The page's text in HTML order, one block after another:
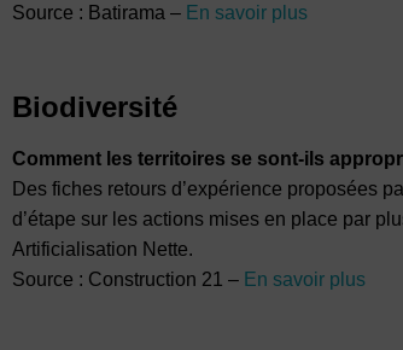
Source : Batirama – En savoir plus
Biodiversité
Comment les territoires se sont-ils
Des fiches retours d’expérience proposées
d’étape sur les actions mises en place par
Artificialisation Nette.
Source : Construction 21 – En savoir plus